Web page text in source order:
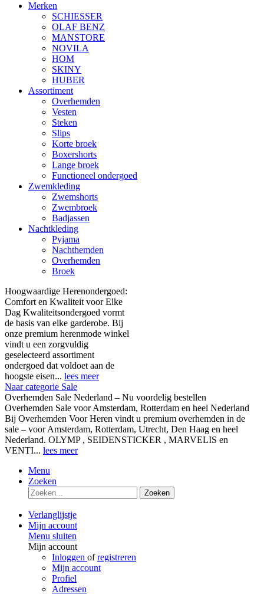
Merken
SCHIESSER
OLAF BENZ
MANSTORE
NOVILA
HOM
SKINY
HUBER
Assortiment
Overhemden
Vesten
Steken
Slips
Korte broek
Boxershorts
Lange broek
Functioneel ondergoed
Zwemkleding
Zwemshorts
Zwembroek
Badjassen
Nachtkleding
Pyjama
Nachthemden
Overhemden
Broek
Hoogwaardige Herenondergoed:
Comfort en Kwaliteit voor Elke
Dag Kwaliteitsondergoed vormt
de basis van elke garderobe. Bij
onze premium herenmode winkel
vindt u een zorgvuldig
geselecteerd assortiment
ondergoed dat voldoet aan de
hoogste eisen... lees meer
Naar categorie Sale
Overhemden Sale Nederland – Nu voordelig bestellen
Overhemden Sale voor Amsterdam, Rotterdam en heel Nederland
Bij Overhemden Voor Heren vindt u premium overhemden in de
sale – voor Amsterdam, Rotterdam, Utrecht, Den Haag en heel
Nederland. OLYMP , SEIDENSTICKER , MARVELIS en
VENTI... lees meer
Menu
Zoeken
Zoeken
Verlanglijstje
Mijn account
Menu sluiten
Mijn account
Inloggen ofregistreren
Mijn account
Profiel
Adressen